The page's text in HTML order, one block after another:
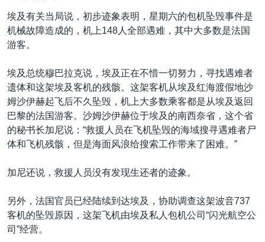
转
到
导
跳
转
到
检
索
国际
最新国际新闻
印太
欧洲
非洲
美洲
全球议题
分类新闻
经济·金融·贸易
人权·法律·宗教
科教·文娱·体健
军事
劳工
环境
美中关系
热点专题
白宫要闻
国会报道
美中关系
美国建国250周年
埃博拉疫情
美国之音专访
重要讲话与声明
台海两岸关系
VOA视频
VOA今日焦点
中文广播
埃及有关当局说，初步迹象表明，星期六的包机坠毁事件是
机械故障造成的，机上148人全部遇难，其中大多数是法国
游客。
埃及总统穆巴拉克说，埃及正在不惜一切努力，寻找遇难者
遗体和这架埃及客机的残骸。这架客机从埃及红海渡假地沙
姆沙伊赫起飞后不久坠毁，机上大多数乘客都是从埃及返回
巴黎的法国游客。沙姆沙伊赫位于埃及的南西奈省，这个省
的秘书长加尼说：“救援人员在飞机坠毁的海域搜寻遇难者尸
体和飞机残骸，但是海面风浪给搜索工作带来了困难。”
加尼还说，救援人员没有发现生还者的迹象。
另外，法国官员已经陆续到达埃及，协助调查这架波音737
客机的坠毁原因，这架飞机由埃及私人包机公司“闪光航空公
司”经营。